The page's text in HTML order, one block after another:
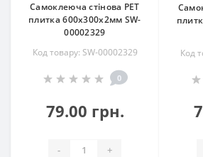
Самоклеюча стінова PET
плитка 600х300х2мм SW-
00002329
Код товару: SW-00002329
0
79.00 грн.
- +
Код